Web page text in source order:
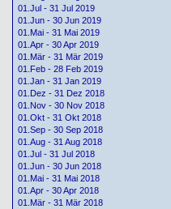
01.Jul - 31 Jul 2019
01.Jun - 30 Jun 2019
01.Mai - 31 Mai 2019
01.Apr - 30 Apr 2019
01.Mär - 31 Mär 2019
01.Feb - 28 Feb 2019
01.Jan - 31 Jan 2019
01.Dez - 31 Dez 2018
01.Nov - 30 Nov 2018
01.Okt - 31 Okt 2018
01.Sep - 30 Sep 2018
01.Aug - 31 Aug 2018
01.Jul - 31 Jul 2018
01.Jun - 30 Jun 2018
01.Mai - 31 Mai 2018
01.Apr - 30 Apr 2018
01.Mär - 31 Mär 2018